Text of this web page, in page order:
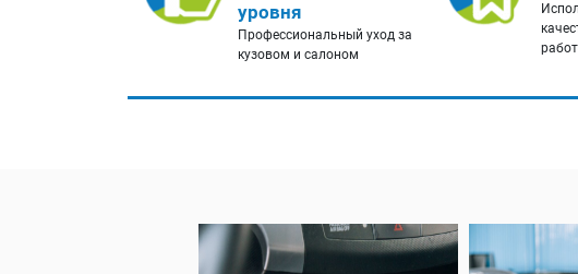
уровня
Профессиональный уход за
кузовом и салоном